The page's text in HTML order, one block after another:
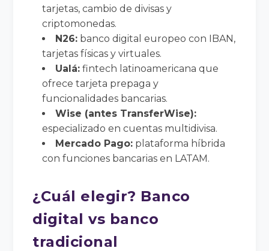
tarjetas, cambio de divisas y
criptomonedas.
N26: banco digital europeo con IBAN,
tarjetas físicas y virtuales.
Ualá: fintech latinoamericana que
ofrece tarjeta prepaga y
funcionalidades bancarias.
Wise (antes TransferWise):
especializado en cuentas multidivisa.
Mercado Pago: plataforma híbrida
con funciones bancarias en LATAM.
¿Cuál elegir? Banco
digital vs banco
tradicional